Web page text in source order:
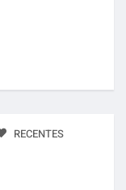
RECENTES